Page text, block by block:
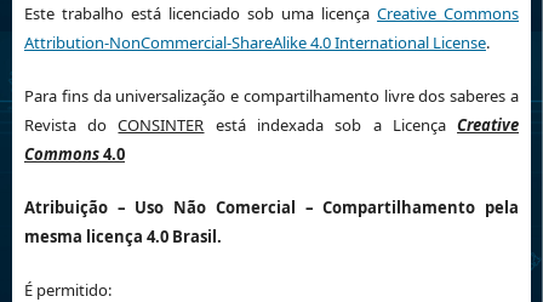
Este trabalho está licenciado sob uma licençaCreative Commons
Attribution-NonCommercial-ShareAlike 4.0 International License.
Para fins da universalização e compartilhamento livre dos saberes a
Revista doCONSINTER está indexada sob a LicençaCreative
Commons4.0
Atribuição – Uso Não Comercial – Compartilhamento pela
mesma licença 4.0 Brasil.
É permitido: